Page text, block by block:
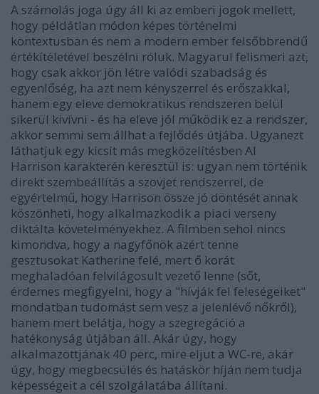
A számolás joga úgy áll ki az emberi jogok mellett,
hogy példátlan módon képes történelmi
kontextusban és nem a modern ember felsőbbrendű
értékítéletével beszélni róluk. Magyarul felismeri azt,
hogy csak akkor jön létre valódi szabadság és
egyenlőség, ha azt nem kényszerrel és erőszakkal,
hanem egy eleve demokratikus rendszeren belül
sikerül kivívni - és ha eleve jól működik ez a rendszer,
akkor semmi sem állhat a fejlődés útjába. Ugyanezt
láthatjuk egy kicsit más megközelítésben Al
Harrison karakterén keresztül is: ugyan nem történik
direkt szembeállítás a szovjet rendszerrel, de
egyértelmű, hogy Harrison össze jó döntését annak
köszönheti, hogy alkalmazkodik a piaci verseny
diktálta követelményekhez. A filmben sehol nincs
kimondva, hogy a nagyfőnök azért tenne
gesztusokat Katherine felé, mert ő korát
meghaladóan felvilágosult vezető lenne (sőt,
érdemes megfigyelni, hogy a "hívják fel feleségeiket"
mondatban tudomást sem vesz a jelenlévő nőkről),
hanem mert belátja, hogy a szegregáció a
hatékonyság útjában áll. Akár úgy, hogy
alkalmazottjának 40 perc, mire eljut a WC-re, akár
úgy, hogy megbecsülés és hatáskör híján nem tudja
képességeit a cél szolgálatába állítani.